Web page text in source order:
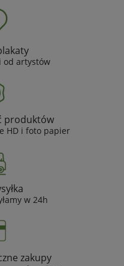
od artystów
produktów
HD i foto papier
w 24h
zakupy